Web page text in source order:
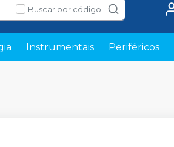
Buscar por código
Instrumentais Periféricos